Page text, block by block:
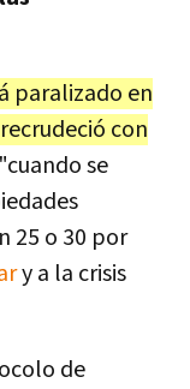
paralizado en
con
se
25 o 30 por
y a la crisis
de